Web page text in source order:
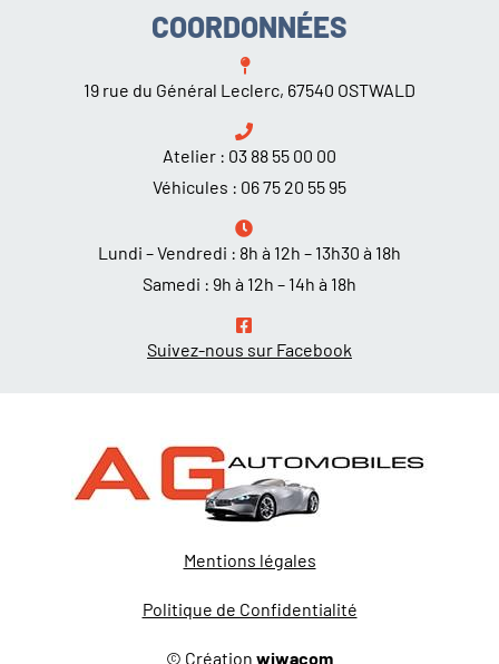
COORDONNÉES
19 rue du Général Leclerc, 67540 OSTWALD
Atelier : 03 88 55 00 00
Véhicules : 06 75 20 55 95
Lundi – Vendredi : 8h à 12h – 13h30 à 18h
Samedi : 9h à 12h – 14h à 18h
Suivez-nous sur Facebook
Mentions légales
Politique de Confidentialité
© Création wiwacom